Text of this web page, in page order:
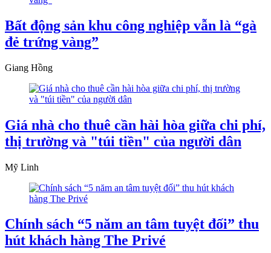
Bất động sản khu công nghiệp vẫn là “gà
đẻ trứng vàng”
Giang Hồng
Giá nhà cho thuê cần hài hòa giữa chi phí,
thị trường và "túi tiền" của người dân
Mỹ Linh
Chính sách “5 năm an tâm tuyệt đối” thu
hút khách hàng The Privé